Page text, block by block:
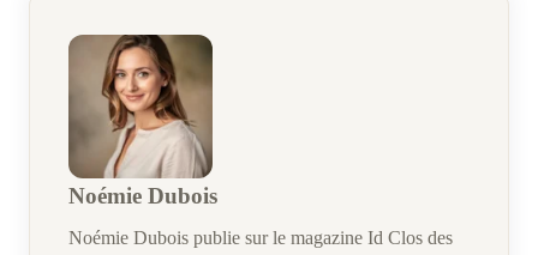
Noémie Dubois
Noémie Dubois publie sur le magazine Id Clos des